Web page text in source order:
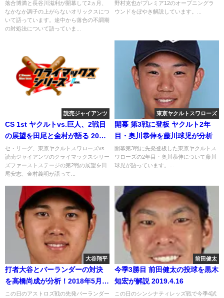
カギ 2018年5月23日
落合博満と長谷川滋利が開幕して2ヵ月、
なかなか調子の上がらないオリックスにつ
いて語っています。途中から落合の不調期
の対処法について語っていま...
2019.11.9
野村克也がプレミア12のオープニングラ
ウンドをぼやき解説しています。...
読売ジャイアンツ
CS 1st ヤクルトvs.巨人、2戦目
の展望を田尾と金村が語る 2018
年10月13日
セ・リーグ、東京ヤクルトスワローズvs.
読売ジャイアンツのクライマックスシリー
ズファーストステージの第2戦の展望を田
尾安志、金村義明が語って...
東京ヤクルトスワローズ
開幕 第3戦に登板 ヤクルト2年
目・奥川恭伸を藤川球児が分析
開幕第3戦に先発登板した東京ヤクルトス
ワローズの2年目・奥川恭伸について藤川
球児が語っています。...
大谷翔平
打者大谷とバーランダーの対決
を高橋尚成が分析！2018年5月
17日
この日のアストロズ戦の先発バーランダー
前田健太
今季3勝目 前田健太の投球を黒木
知宏が解説 2019.4.16
この日のシンシナティレッズ戦で今季4試